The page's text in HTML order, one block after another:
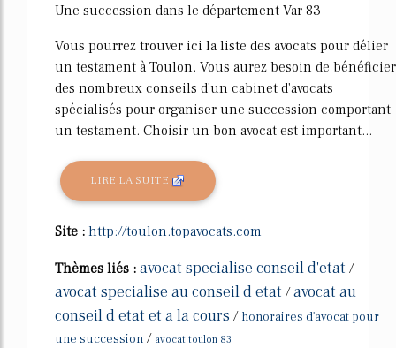
Une succession dans le département Var 83
Vous pourrez trouver ici la liste des avocats pour délier
un testament à Toulon. Vous aurez besoin de bénéficier
des nombreux conseils d'un cabinet d'avocats
spécialisés pour organiser une succession comportant
un testament. Choisir un bon avocat est important...
LIRE LA SUITE
Site : http://toulon.topavocats.com
Thèmes liés : avocat specialise conseil d'etat /
avocat specialise au conseil d etat /avocat au
conseil d etat et a la cours / honoraires d'avocat pour
une succession / avocat toulon 83